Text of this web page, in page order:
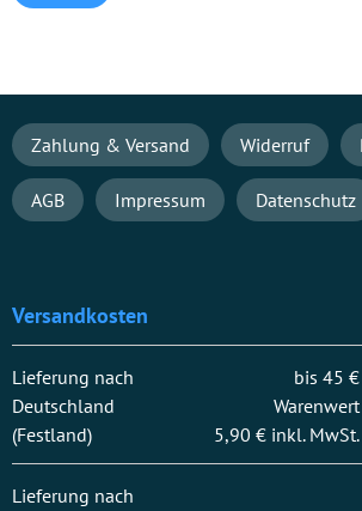
Navigation
überspringen
Zahlung & Versand Widerruf
AGB Impressum Datenschutz
Versandkosten
Lieferung nach
Deutschland
(Festland)
bis 45 €
Warenwert
5,90 € inkl. MwSt.
Lieferung nach